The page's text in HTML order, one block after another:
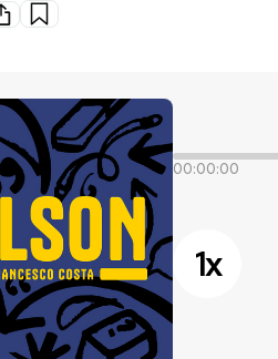
2026
00:00:00
1x